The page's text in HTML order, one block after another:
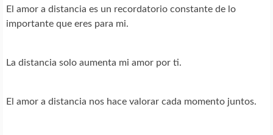
El amor a distancia es un recordatorio constante de lo
importante que eres para mi.
La distancia solo aumenta mi amor por ti.
El amor a distancia nos hace valorar cada momento juntos.